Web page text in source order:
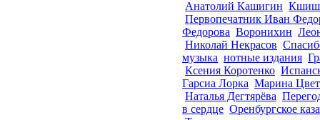
Анатолий Кашигин
Первопечатник Иван
Федорова Воронихин
Николай Некрасов
музыка нотные издания
Ксения Коротенко
Гарсиа Лорка Марина
Наталья Дегтярёва
в сердце Оренбургское